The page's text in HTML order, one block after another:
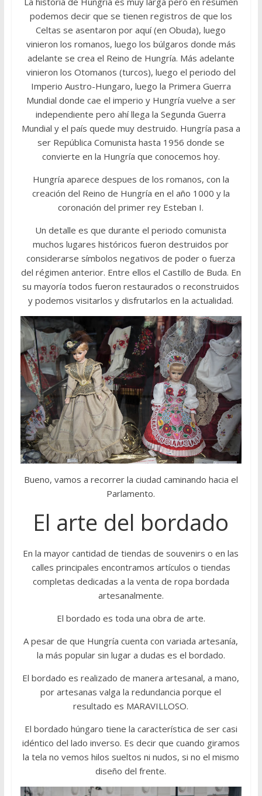
podemos decir que se tienen registros de que los
Celtas se asentaron por aquí (en Obuda), luego
vinieron los romanos, luego los búlgaros donde más
adelante se crea el Reino de Hungría. Más adelante
vinieron los Otomanos (turcos), luego el periodo del
Imperio Austro-Hungaro, luego la Primera Guerra
Mundial donde cae el imperio y Hungría vuelve a ser
independiente pero ahí llega la Segunda Guerra
Mundial y el país quede muy destruido. Hungría pasa a
ser República Comunista hasta 1956 donde se
convierte en la Hungría que conocemos hoy.
Hungría aparece despues de los romanos, con la
creación del Reino de Hungría en el año 1000 y la
coronación del primer rey Esteban I.
Un detalle es que durante el periodo comunista
muchos lugares históricos fueron destruidos por
considerarse símbolos negativos de poder o fuerza
del régimen anterior. Entre ellos el Castillo de Buda. En
su mayoría todos fueron restaurados o reconstruidos
y podemos visitarlos y disfrutarlos en la actualidad.
Bueno, vamos a recorrer la ciudad caminando hacia el
Parlamento.
El arte del bordado
En la mayor cantidad de tiendas de souvenirs o en las
calles principales encontramos artículos o tiendas
completas dedicadas a la venta de ropa bordada
artesanalmente.
El bordado es toda una obra de arte.
A pesar de que Hungría cuenta con variada artesanía,
la más popular sin lugar a dudas es el bordado.
El bordado es realizado de manera artesanal, a mano,
por artesanas valga la redundancia porque el
resultado es MARAVILLOSO.
El bordado húngaro tiene la característica de ser casi
idéntico del lado inverso. Es decir que cuando giramos
la tela no vemos hilos sueltos ni nudos, si no el mismo
diseño del frente.